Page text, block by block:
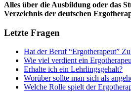
Alles über die Ausbildung oder das
Verzeichnis der deutschen
Letzte Fragen
Hat der Beruf “Ergotherapeut”
Wie viel verdient ein
Erhalte ich ein Lehrlingsgehalt?
Worüber sollte man sich als
Welche Rolle spielt der